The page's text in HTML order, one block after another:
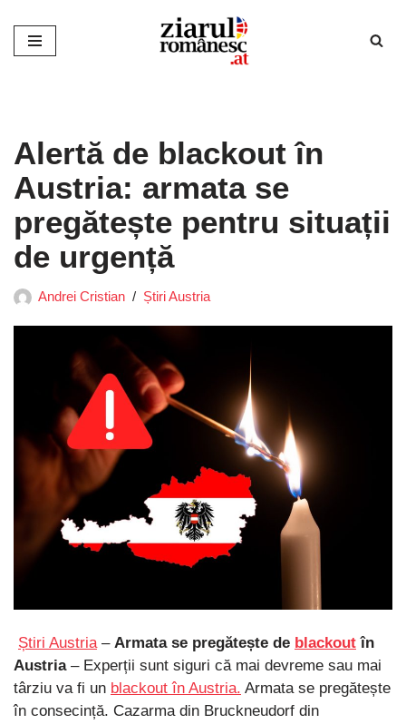
Sari
Alertă de blackout în
Austria: armata se
pregătește pentru situații
de urgență
Andrei Cristian Știri Austria
Știri Austria– Armata se pregătește de blackout în
Austria– Experții sunt siguri că mai devreme sau mai
târziu va fi un blackout în Austria. Armata se pregătește
în consecință. Cazarma din Bruckneudorf din